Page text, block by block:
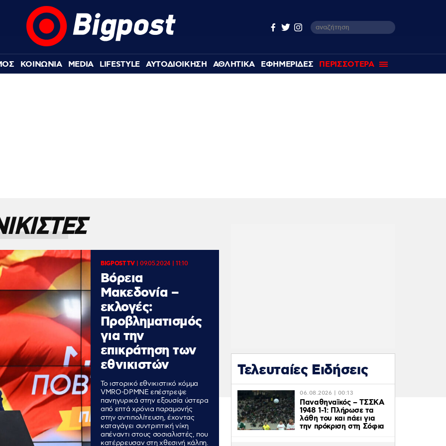
ΚΟΙΝΩΝΙΑ MEDIA LIFESTYLE ΑΥΤΟΔΙΟΙΚΗΣΗ ΑΘΛΗΤΙΚΑ ΕΦΗΜΕΡΙΔΕΣ ΠΕΡΙΣΣΟΤΕΡΑ
BIGPOST TV|09.05.2024 | 11:10
Βόρεια
Μακεδονία –
εκλογές:
Προβληματισμός
για την
επικράτηση των
εθνικιστών
Το ιστορικό εθνικιστικό κόμμα
VMRO-DPMNE επέστρεψε
πανηγυρικά στην εξουσία ύστερα
από επτά χρόνια παραμονής
στην αντιπολίτευση, έχοντας
καταγάγει συντριπτική νίκη
απέναντι στους σοσιαλιστές, που
κατέρρευσαν στη χθεσινή κάλπη.
Τελευταίες Ειδήσεις
06.08.2026 | 00:13
Παναθηναϊκός – ΤΣΣΚΑ
1948 1-1: Πλήρωσε τα
λάθη του και πάει για
την πρόκριση στη Σόφια